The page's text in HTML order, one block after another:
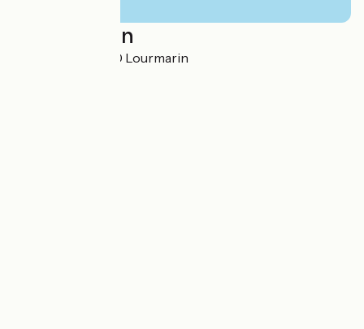
Localisation
Route d'Apt 84160 Lourmarin